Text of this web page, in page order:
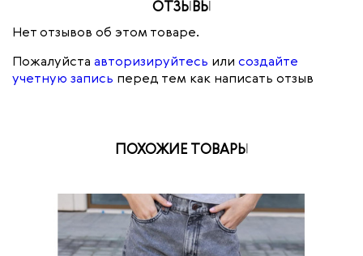
ОТЗЫВЫ
Нет отзывов об этом товаре.
Пожалуйста авторизируйтесь или создайте
учетную запись перед тем как написать отзыв
ПОХОЖИЕ ТОВАРЫ